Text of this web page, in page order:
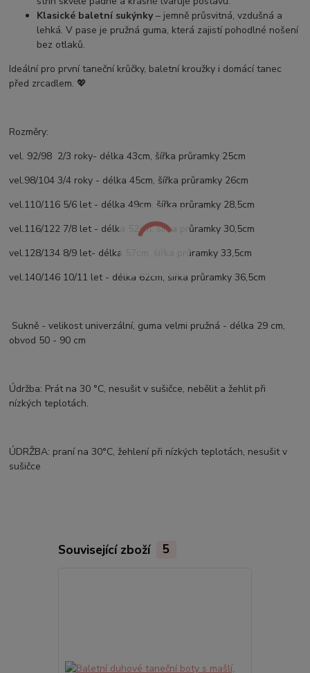
Klasické baletní sukýnky– jemně průsvitná, vzdušná a
lehká. V pase je pružná guma, která zajistí pohodlné nošení
bez otlaků.
Ideální pro první taneční krůčky, baletní kroužky i domácí tanec
před zrcadlem. 💖
Rozměry:
vel. 92/98 2/3 roky- délka 43cm, šířka průramky 25cm
vel.98/104 3/4 roky - délka 45cm, šířka průramky 26cm
vel.110/116 5/6 let - délka 49cm, šířka průramky 28,5cm
vel.116/122 7/8 let - délka 52cm, šířka průramky 30,5cm
vel.128/134 8/9 let- délka 57cm, šířka průramky 33,5cm
vel.140/146 10/11 let - délka 62cm, šířka průramky 36,5cm
Sukně - velikost univerzální, guma velmi pružná - délka 29 cm,
obvod 50 - 90 cm
Údržba: Prát na 30 °C, nesušit v sušičce, nebělit a žehlit při
nízkých teplotách.
ÚDRŽBA: praní na 30°C, žehlení při nízkých teplotách, nesušit v
sušičce
Související zboží 5